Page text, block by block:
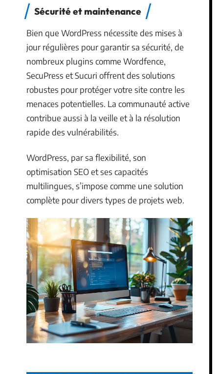
Sécurité et maintenance
Bien que WordPress nécessite des mises à
jour régulières pour garantir sa sécurité, de
nombreux plugins comme Wordfence,
SecuPress et Sucuri offrent des solutions
robustes pour protéger votre site contre les
menaces potentielles. La communauté active
contribue aussi à la veille et à la résolution
rapide des vulnérabilités.
WordPress, par sa flexibilité, son
optimisation SEO et ses capacités
multilingues, s’impose comme une solution
complète pour divers types de projets web.